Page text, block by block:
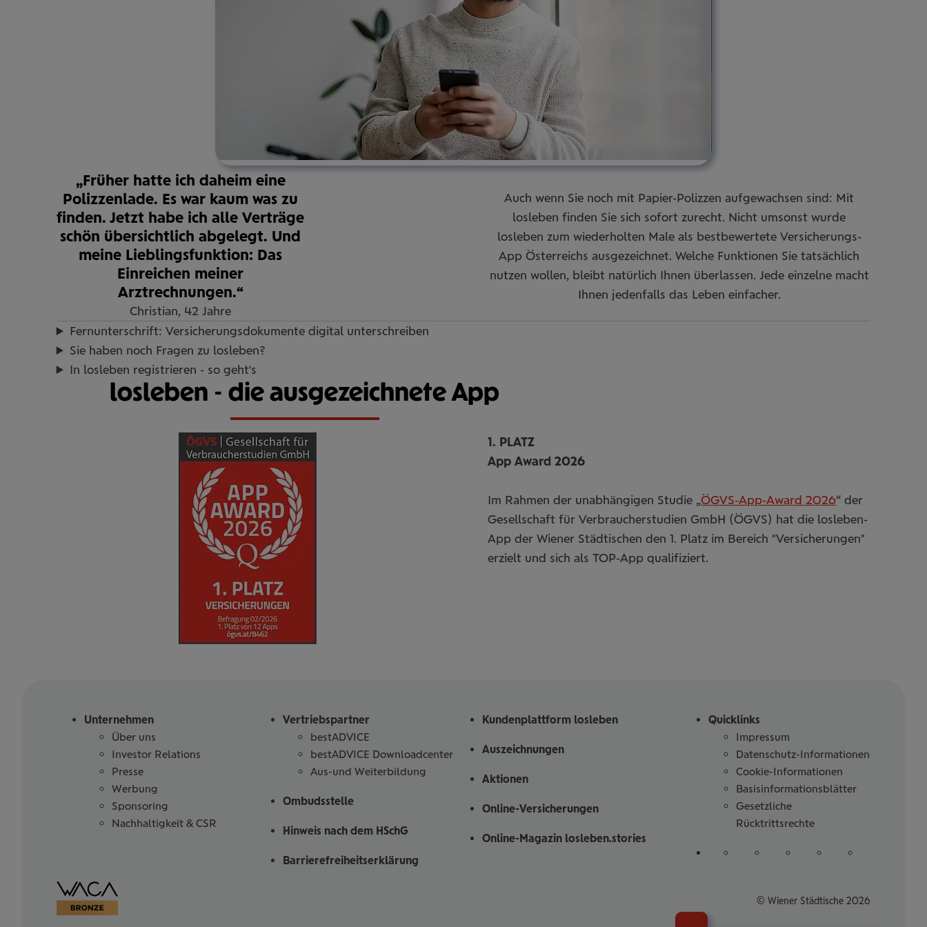
„Früher hatte ich daheim eine
Polizzenlade. Es war kaum was zu
finden. Jetzt habe ich alle Verträge
schön übersichtlich abgelegt. Und
meine Lieblingsfunktion: Das
Einreichen meiner
Arztrechnungen.“
Christian, 42 Jahre
Auch wenn Sie noch mit Papier-Polizzen aufgewachsen sind: Mit
losleben finden Sie sich sofort zurecht. Nicht umsonst wurde
losleben zum wiederholten Male als bestbewertete Versicherungs-
App Österreichs ausgezeichnet. Welche Funktionen Sie tatsächlich
nutzen wollen, bleibt natürlich Ihnen überlassen. Jede einzelne macht
Ihnen jedenfalls das Leben einfacher.
Fern­un­ter­schrift: Ver­si­che­rungs­do­ku­mente digital unter­schrei­ben
Sie haben noch Fragen zu los­le­ben?
In los­le­ben regis­trie­ren - so geht's
losleben - die ausgezeichnete App
1. PLATZ
App Award 2026
Im Rahmen der unabhängigen Studie „ÖGVS-App-Award 2026“ der
Gesellschaft für Verbraucherstudien GmbH (ÖGVS) hat die losleben-
App der Wiener Städtischen den 1. Platz im Bereich "Versicherungen"
erzielt und sich als TOP-App qualifiziert.
Unternehmen
Über uns
Investor Relations
Presse
Werbung
Sponsoring
Nachhaltigkeit & CSR
Vertriebspartner
bestADVICE
bestADVICE Downloadcenter
Aus-und Weiterbildung
Ombudsstelle
Hinweis nach dem HSchG
Barrierefreiheitserklärung
Kundenplattform losleben
Auszeichnungen
Aktionen
Online-Versicherungen
Online-Magazin losleben.stories
Quicklinks
Impressum
Datenschutz-Informationen
Cookie-Informationen
Basisinformationsblätter
Gesetzliche
Rücktrittsrechte
Folgen
Barrierefreiheitserklärung
© Wiener Städtische 2026